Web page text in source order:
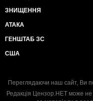
ЗНИЩЕННЯ
АТАКА
ГЕНШТАБ ЗС
США
Переглядаючи наш сайт, Ви
Редакція Цензор.НЕТ може не